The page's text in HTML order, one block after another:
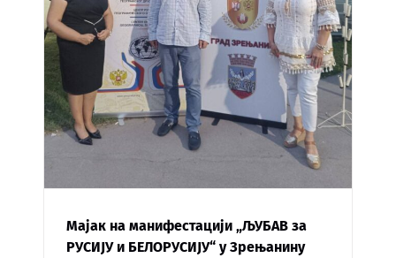
Мајак на манифестацији „ЉУБАВ за
РУСИЈУ и БЕЛОРУСИЈУ“ у Зрењанину